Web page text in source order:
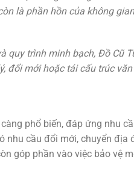
là phần hồn của không
quy trình minh bạch, Đồ Cũ
đổi mới hoặc tái cấu trúc
phổ biến, đáp ứng nhu
nhu cầu đổi mới, chuyển địa
góp phần vào việc bảo vệ